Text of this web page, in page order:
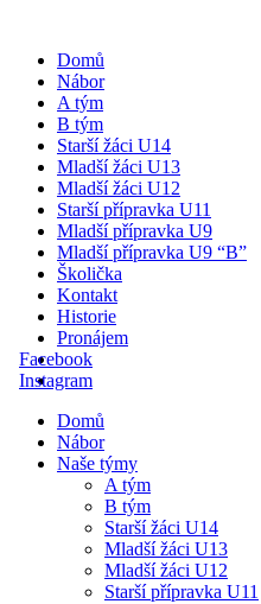
Domů
Nábor
A tým
B tým
Starší žáci U14
Mladší žáci U13
Mladší žáci U12
Starší přípravka U11
Mladší přípravka U9
Mladší přípravka U9 “B”
Školička
Kontakt
Historie
Pronájem
Facebook
Instagram
Domů
Nábor
Naše týmy
A tým
B tým
Starší žáci U14
Mladší žáci U13
Mladší žáci U12
Starší přípravka U11